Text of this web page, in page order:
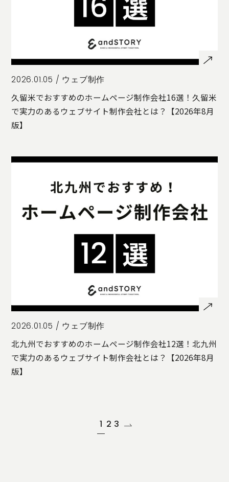
2026.01.05 / ウェブ制作
久留米でおすすめのホームページ制作会社16選！久留米
で実力のあるウェブサイト制作会社とは？【2026年8月
版】
2026.01.05 / ウェブ制作
北九州でおすすめのホームページ制作会社12選！北九州
で実力のあるウェブサイト制作会社とは？【2026年8月
版】
1 2 3